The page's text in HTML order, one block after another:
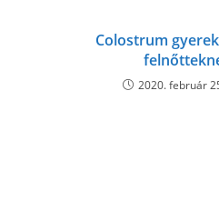
Colostrum
2020. február